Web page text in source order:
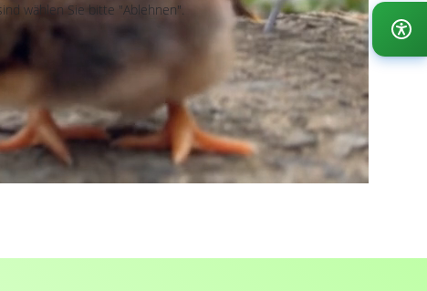
wählen Sie bitte "Ablehnen".